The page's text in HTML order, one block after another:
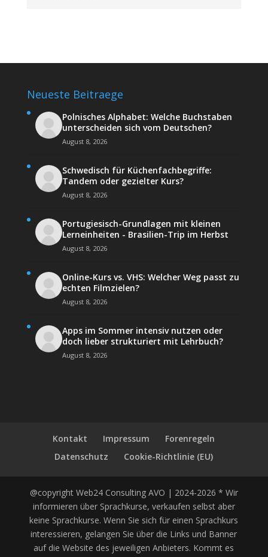
Neueste Beitraege
Polnisches Alphabet: Welche Buchstaben
unterscheiden sich vom Deutschen?
August 8, 2026
Schwedisch für Küchenfachbegriffe:
Tandem oder gezielter Kurs?
August 8, 2026
Portugiesisch-Grundlagen mit kleinen
Lerneinheiten - Brasilien-Trip im Herbst
August 8, 2026
Online-Kurs vs. VHS: Welcher Weg passt zu
echten Filmzielen?
August 8, 2026
Apps im Sommer intensiv nutzen oder
doch lieber strukturiert mit Lehrbuch?
August 8, 2026
Kontakt Impressum
Forenregeln
Datenschutz
Cookie-Richtlinie (EU)
@copyright Web24 Consulting AVO | 2024-2026 * Wir
informieren über Sprachkurse, verkaufen selbst aber
keine Sprachkurse. Wenn Sie sich für einen Sprachkurs
interessieren, gelangen Sie über die Links und Banner
auf die Website des jeweiligen Anbieters. Kommt es